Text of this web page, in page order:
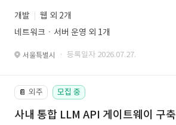
개발
웹 외 2개
네트워크ㆍ서버 운영 외 1개
서울특별시 · 등록일자 2026.07.27.
📔 외주 모집 중
사내 통합 LLM API 게이트웨이 구축